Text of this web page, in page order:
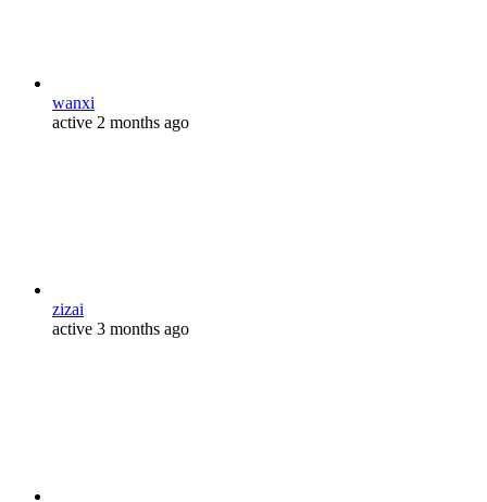
wanxi
active 2 months ago
zizai
active 3 months ago